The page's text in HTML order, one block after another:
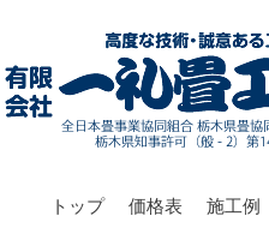
トップ 価格表 施工例